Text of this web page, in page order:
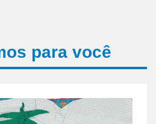
para você